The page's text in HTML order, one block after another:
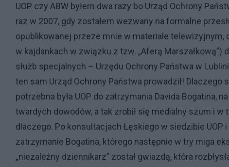
UOP czy ABW byłem dwa razy bo Urząd Ochrony
raz w 2007, gdy zostałem wezwany na formalne
opublikowanej przeze mnie w materiale telewizyjnym,
w kajdankach w związku z tzw. „Aferą
służb specjalnych – Urzędu Ochrony Państwa w
ten sam Urząd Ochrony Państwa prowadził! Dlaczego
potrzebna była UOP do zatrzymania Davida Bogatina,
twardych dowodów, a tak zrobił się medialny szum i
dlaczego. Po konsultacjach Łęskiego w siedzibie UOP
zatrzymanie Bogatina, którego następnie w try miga
„niezależny dziennikarz” został gwiazdą, która